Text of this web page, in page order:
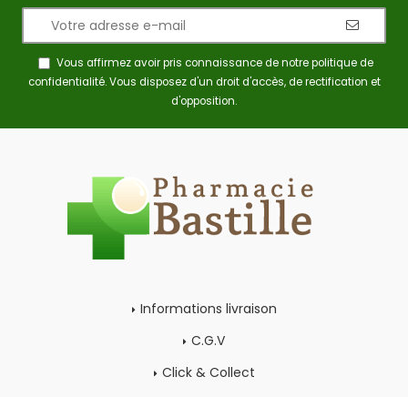
Vous affirmez avoir pris connaissance de notrepolitique de
confidentialité. Vous disposez d'un droit d'accès, de rectification et
d'opposition.
Informations livraison
C.G.V
Click & Collect